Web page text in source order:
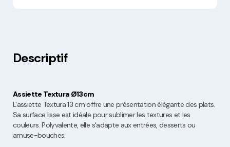
Descriptif
Assiette Textura Ø13cm
L'assiette Textura 13 cm offre une présentation élégante des plats.
Sa surface lisse est idéale pour sublimer les textures et les
couleurs. Polyvalente, elle s'adapte aux entrées, desserts ou
amuse-bouches.